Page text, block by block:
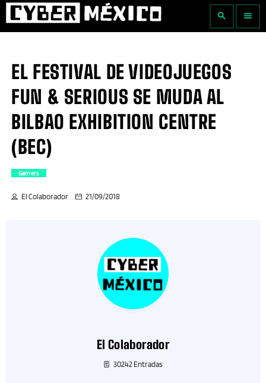
search menu
EL FESTIVAL DE VIDEOJUEGOS
FUN & SERIOUS SE MUDA AL
BILBAO EXHIBITION CENTRE
(BEC)
Gamers
El Colaborador 21/09/2018
El Colaborador
30242 Entradas